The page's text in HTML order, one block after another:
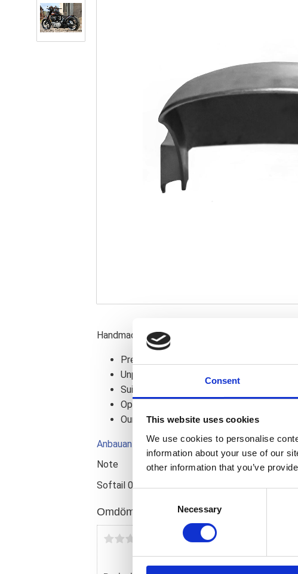
Consent
This website uses cookies
We use cookies to personalise
information about your use of our
other information that you’ve
o
n
s
Necessary
Handmade steel rear fender for 18" wheels on
Prepared for mounting the ECM
Unpainted, includes mounting kit
Suitable for two persons
Optional with integrated taillight
Our Fender with LED lightning includes a
Anbauanleitung / Manual (DE/EN)
Note
Softail 00-07
Omdömen
Du